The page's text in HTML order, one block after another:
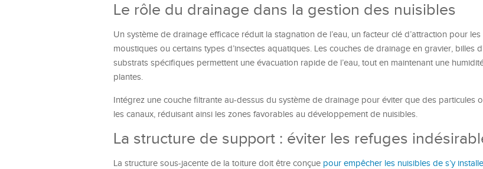
Le rôle du drainage dans la gestion des nuisibles
Un système de drainage efficace réduit la stagnation de l’eau, un facteur clé d’attraction pour
moustiques ou certains types d’insectes aquatiques. Les couches de drainage en gravier, billes
substrats spécifiques permettent une évacuation rapide de l’eau, tout en maintenant une
plantes.
Intégrez une couche filtrante au-dessus du système de drainage pour éviter que des particules
les canaux, réduisant ainsi les zones favorables au développement de nuisibles.
La structure de support : éviter les refuges
La structure sous-jacente de la toiture doit être conçue pour empêcher les nuisibles de s’y